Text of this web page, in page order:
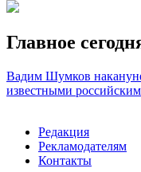
Главное
Вадим Шумков
известными
Редакция
Рекламодателям
Контакты